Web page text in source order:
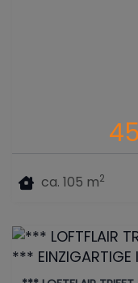
ca. 105 m2